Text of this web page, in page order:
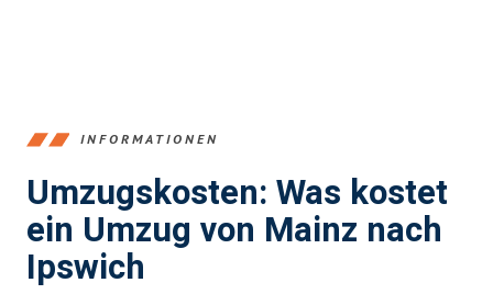
INFORMATIONEN
Umzugskosten: Was kostet
ein Umzug von Mainz nach
Ipswich